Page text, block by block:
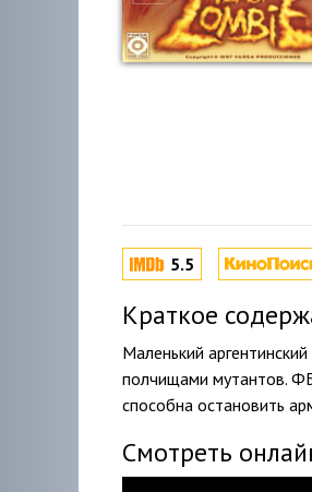
5.5
Краткое
Маленький
полчищами мутантов.
способна остановить
Смотреть